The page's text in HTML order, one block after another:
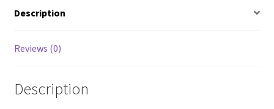
Description
Reviews (0)
Description